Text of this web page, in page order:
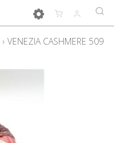
› VENEZIA CASHMERE 509